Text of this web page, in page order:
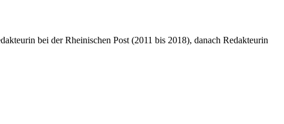
bei der Rheinischen Post (2011 bis 2018), danach Redakteurin